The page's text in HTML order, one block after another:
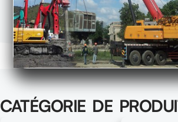
CATÉGORIE DE